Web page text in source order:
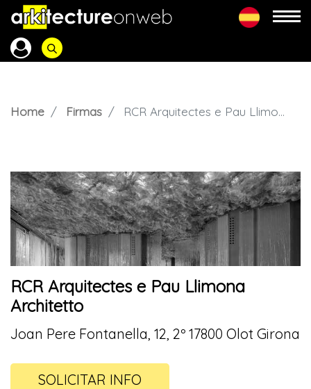
Home Firmas RCR Arquitectes e Pau Llimona Architetto
RCR Arquitectes e Pau Llimona
Architetto
Joan Pere Fontanella, 12, 2º 17800 Olot Girona
SOLICITAR INFO